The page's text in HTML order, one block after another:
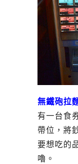
無鐵砲拉
有一台食
帶位，將
要想吃的
嚕。